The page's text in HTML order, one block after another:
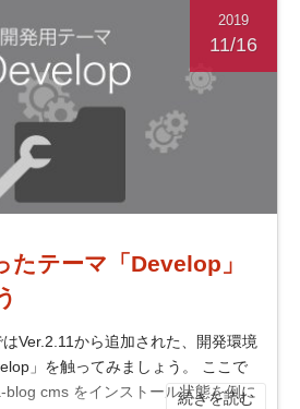
2019
11/16
たテーマ「Develop」
Ver.2.11から追加された、開発環境
」を触ってみましょう。 ここで
blog cms をインストール状態を例に
続きを読む